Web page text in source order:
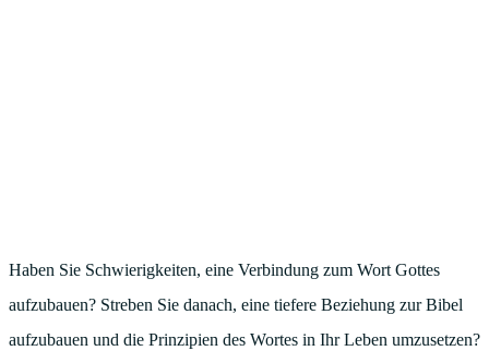
Haben Sie Schwierigkeiten, eine Verbindung zum Wort Gottes
aufzubauen? Streben Sie danach, eine tiefere Beziehung zur Bibel
aufzubauen und die Prinzipien des Wortes in Ihr Leben umzusetzen?